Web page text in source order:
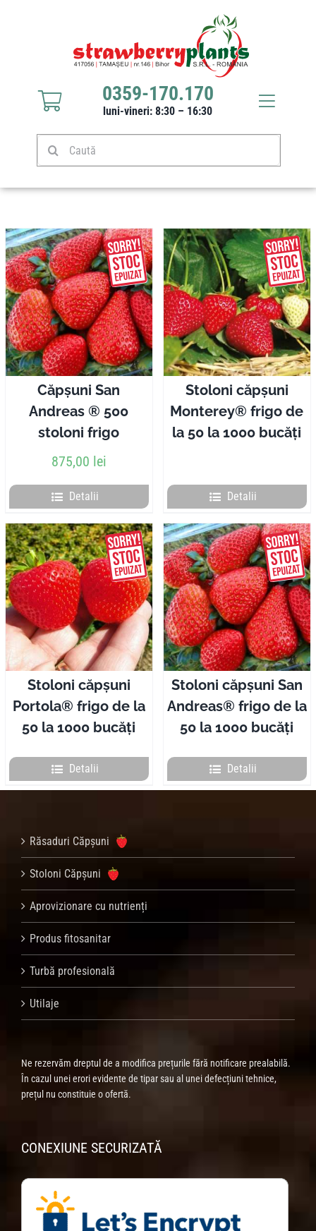
Caută
0359-170.170
luni-vineri: 8:30 – 16:30
Toggle
Răsaduri căpșuni
Stoloni căpșuni
Produse
Culturi
Pliante
Contact
Contul meu
Coșul meu
Caută
Căpșuni San
Andreas ® 500
stoloni frigo
875,00 lei
Detalii
Stoloni căpșuni
Monterey® frigo de
la 50 la 1000 bucăți
Detalii
Stoloni căpșuni
Portola® frigo de la
50 la 1000 bucăți
Detalii
Stoloni căpșuni San
Andreas® frigo de la
50 la 1000 bucăți
Detalii
Răsaduri Căpșuni
Stoloni Căpșuni
Aprovizionare cu nutrienți
Produs fitosanitar
Turbă profesională
Utilaje
Ne rezervăm dreptul de a modifica prețurile fără notificare prealabilă.
În cazul unei erori evidente de tipar sau al unei defecțiuni tehnice,
prețul nu constituie o ofertă.
CONEXIUNE SECURIZATĂ